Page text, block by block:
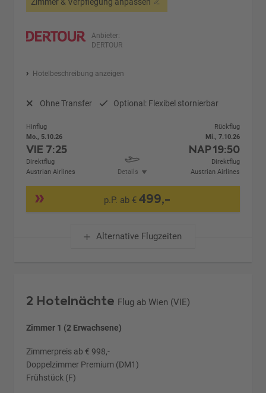
Anbieter:
DERTOUR
Hotelbeschreibung anzeigen
Ohne Transfer Optional: Flexibel stornierbar
Hinflug
Mo., 5.10.26
VIE 7:25
Direktflug
Austrian Airlines
Details
Rückflug
Mi., 7.10.26
NAP19:50
Direktflug
Austrian Airlines
p.P. ab €499,-
Alternative Flugzeiten
2 Hotelnächte Flug ab Wien (VIE)
Zimmer 1 (2 Erwachsene)
Zimmerpreis ab € 998,-
Doppelzimmer Premium (DM1)
Frühstück (F)